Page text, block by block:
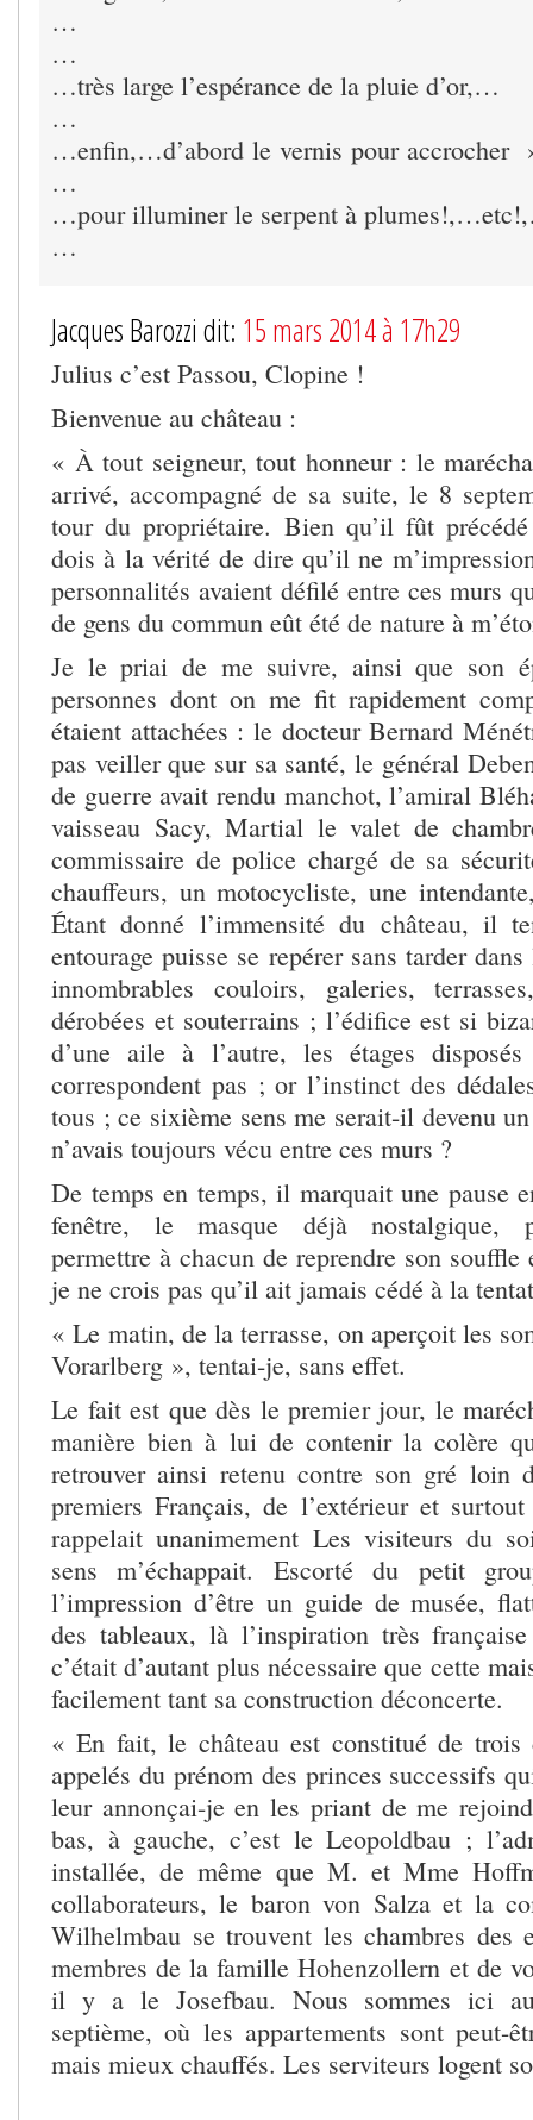
…
…
…très large l’espérance de la pluie d’or,…
…
…enfin,…d’abord le vernis pour accrocher
…
…pour illuminer le serpent à
…
Jacques Barozzi dit: 15 mars 2014 à 17h29
Julius c’est Passou, Clopine !
Bienvenue au château :
« À tout seigneur, tout honneur : le
arrivé, accompagné de sa suite, le 8
tour du propriétaire. Bien qu’il fût
dois à la vérité de dire qu’il ne
personnalités avaient défilé entre ces murs
de gens du commun eût été de nature à
Je le priai de me suivre, ainsi que son
personnes dont on me fit rapidement
étaient attachées : le docteur Bernard
pas veiller que sur sa santé, le général
de guerre avait rendu manchot, l’amiral
vaisseau Sacy, Martial le valet de
commissaire de police chargé de sa
chauffeurs, un motocycliste, une
Étant donné l’immensité du château, il
entourage puisse se repérer sans tarder
innombrables couloirs, galeries,
dérobées et souterrains ; l’édifice est si
d’une aile à l’autre, les étages
correspondent pas ; or l’instinct des
tous ; ce sixième sens me serait-il devenu
n’avais toujours vécu entre ces murs ?
De temps en temps, il marquait une pause
fenêtre, le masque déjà nostalgique,
permettre à chacun de reprendre son souffle
je ne crois pas qu’il ait jamais cédé à la
« Le matin, de la terrasse, on aperçoit les
Vorarlberg », tentai-je, sans effet.
Le fait est que dès le premier jour, le
manière bien à lui de contenir la colère
retrouver ainsi retenu contre son gré loin
premiers Français, de l’extérieur et
rappelait unanimement Les visiteurs du
sens m’échappait. Escorté du petit
l’impression d’être un guide de musée,
des tableaux, là l’inspiration très
c’était d’autant plus nécessaire que cette
facilement tant sa construction déconcerte.
« En fait, le château est constitué de trois
appelés du prénom des princes successifs
leur annonçai-je en les priant de me
bas, à gauche, c’est le Leopoldbau ;
installée, de même que M. et Mme
collaborateurs, le baron von Salza et la
Wilhelmbau se trouvent les chambres des
membres de la famille Hohenzollern et de
il y a le Josefbau. Nous sommes ici
septième, où les appartements sont peut-
mais mieux chauffés. Les serviteurs logent